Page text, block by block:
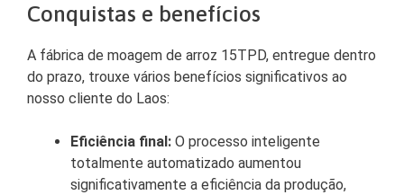
Conquistas e benefícios
A fábrica de moagem de arroz 15TPD, entregue dentro
do prazo, trouxe vários benefícios significativos ao
nosso cliente do Laos:
Eficiência final: O processo inteligente
totalmente automatizado aumentou
significativamente a eficiência da produção,